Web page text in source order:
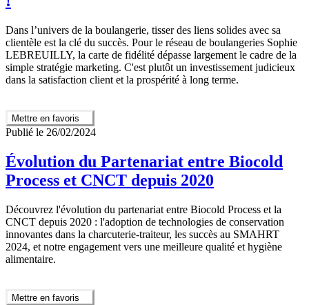
Dans l’univers de la boulangerie, tisser des liens solides avec sa
clientèle est la clé du succès. Pour le réseau de boulangeries Sophie
LEBREUILLY, la carte de fidélité dépasse largement le cadre de la
simple stratégie marketing. C'est plutôt un investissement judicieux
dans la satisfaction client et la prospérité à long terme.
Mettre en favoris
Publié le 26/02/2024
Évolution du Partenariat entre Biocold
Process et CNCT depuis 2020
Découvrez l'évolution du partenariat entre Biocold Process et la
CNCT depuis 2020 : l'adoption de technologies de conservation
innovantes dans la charcuterie-traiteur, les succès au SMAHRT
2024, et notre engagement vers une meilleure qualité et hygiène
alimentaire.
Mettre en favoris